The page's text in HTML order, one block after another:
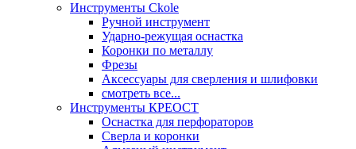
Инструменты Ckole
Ручной инструмент
Ударно‑режущая оснастка
Коронки по металлу
Фрезы
Аксессуары для сверления и шлифовки
смотреть все...
Инструменты КРЕОСТ
Оснастка для перфораторов
Сверла и коронки